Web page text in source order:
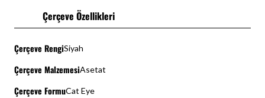
Çerçeve Özellikleri
Çerçeve RengiSiyah
Çerçeve MalzemesiAsetat
Çerçeve FormuCat Eye